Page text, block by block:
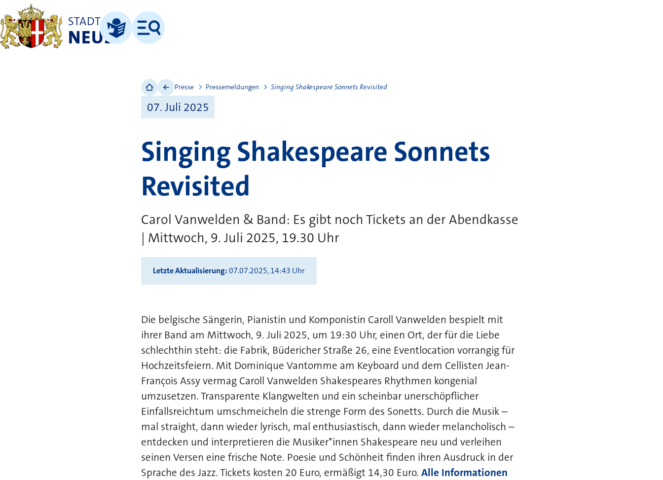
STADT
NEUSSLeichte Sprache
Menü
Presse Pressemeldungen Singing Shakespeare Sonnets Revisited
07. Juli 2025
Singing Shakespeare Sonnets
Revisited
Carol Vanwelden & Band: Es gibt noch Tickets an der Abendkasse
| Mittwoch, 9. Juli 2025, 19.30 Uhr
Letzte Aktualisierung 07.07.2025, 14:43 Uhr
Die belgische Sängerin, Pianistin und Komponistin Caroll Vanwelden bespielt mit
ihrer Band am Mittwoch, 9. Juli 2025, um 19:30 Uhr, einen Ort, der für die Liebe
schlechthin steht: die Fabrik, Büdericher Straße 26, eine Eventlocation vorrangig für
Hochzeitsfeiern. Mit Dominique Vantomme am Keyboard und dem Cellisten Jean-
François Assy vermag Caroll Vanwelden Shakespeares Rhythmen kongenial
umzusetzen. Transparente Klangwelten und ein scheinbar unerschöpflicher
Einfallsreichtum umschmeicheln die strenge Form des Sonetts. Durch die Musik –
mal straight, dann wieder lyrisch, mal enthusiastisch, dann wieder melancholisch –
entdecken und interpretieren die Musiker*innen Shakespeare neu und verleihen
seinen Versen eine frische Note. Poesie und Schönheit finden ihren Ausdruck in der
Sprache des Jazz. Tickets kosten 20 Euro, ermäßigt 14,30 Euro. Alle Informationen